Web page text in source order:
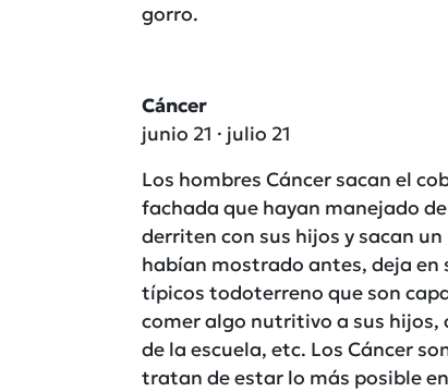
gorro.
Cáncer
junio 21 · julio 21
Los hombres Cáncer sacan el
fachada que hayan manejado
derriten con sus hijos y sacan
habían mostrado antes, deja en
típicos todoterreno que son
comer algo nutritivo a sus hijos,
de la escuela, etc. Los Cáncer
tratan de estar lo más posible